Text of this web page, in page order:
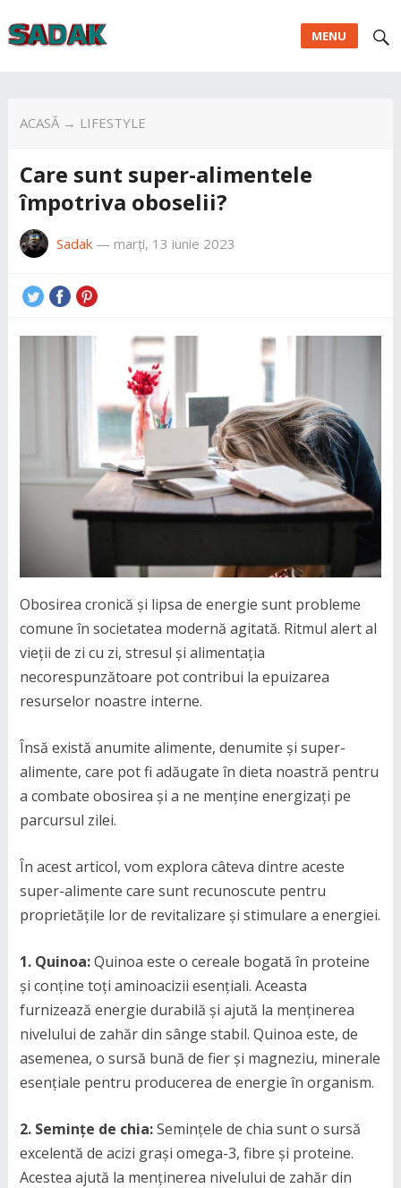
MENU
ACASĂ→ LIFESTYLE
Care sunt super-alimentele
împotriva oboselii?
Sadak— marți, 13 iunie 2023
Obosirea cronică și lipsa de energie sunt probleme
comune în societatea modernă agitată. Ritmul alert al
vieții de zi cu zi, stresul și alimentația
necorespunzătoare pot contribui la epuizarea
resurselor noastre interne.
Însă există anumite alimente, denumite și super-
alimente, care pot fi adăugate în dieta noastră pentru
a combate obosirea și a ne menține energizați pe
parcursul zilei.
În acest articol, vom explora câteva dintre aceste
super-alimente care sunt recunoscute pentru
proprietățile lor de revitalizare și stimulare a energiei.
1. Quinoa:Quinoa este o cereale bogată în proteine
și conține toți aminoacizii esențiali. Aceasta
furnizează energie durabilă și ajută la menținerea
nivelului de zahăr din sânge stabil. Quinoa este, de
asemenea, o sursă bună de fier și magneziu, minerale
esențiale pentru producerea de energie în organism.
2. Semințe de chia:Semințele de chia sunt o sursă
excelentă de acizi grași omega-3, fibre și proteine.
Acestea ajută la menținerea nivelului de zahăr din